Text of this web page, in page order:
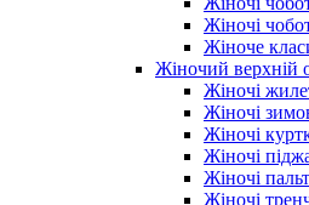
Жіночі
Жіноче
Жіночий верхній
Жіночі
Жіночі
Жіночі
Жіночі
Жіночі
Жіночі